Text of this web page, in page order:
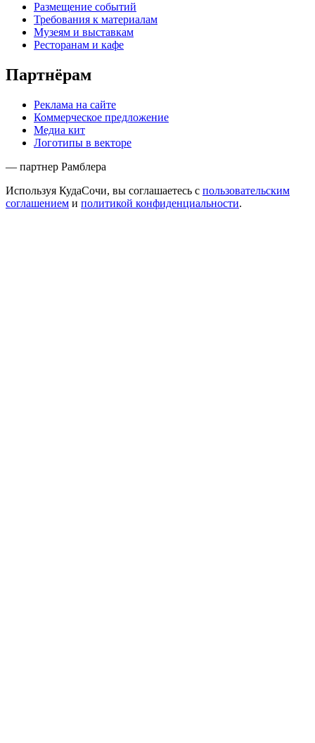
Размещение событий
Требования к материалам
Музеям и выставкам
Ресторанам и кафе
Партнёрам
Реклама на сайте
Коммерческое предложение
Медиа кит
Логотипы в векторе
— партнер Рамблера
Используя КудаСочи, вы соглашаетесь с пользовательским
соглашением и политикой конфиденциальности.